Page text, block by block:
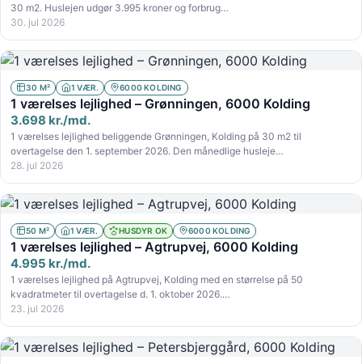
30 m2. Huslejen udgør 3.995 kroner og forbrug…
30. jul 2026
30 M² 1 VÆR. 6000 KOLDING
1 værelses lejlighed – Grønningen, 6000 Kolding
3.698 kr./md.
1 værelses lejlighed beliggende Grønningen, Kolding på 30 m2 til
overtagelse den 1. september 2026. Den månedlige husleje…
28. jul 2026
50 M² 1 VÆR. HUSDYR OK 6000 KOLDING
1 værelses lejlighed – Agtrupvej, 6000 Kolding
4.995 kr./md.
1 værelses lejlighed på Agtrupvej, Kolding med en størrelse på 50
kvadratmeter til overtagelse d. 1. oktober 2026.…
23. jul 2026